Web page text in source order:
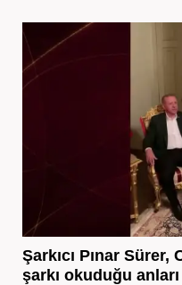
Şarkıcı Pınar
şarkı okuduğu